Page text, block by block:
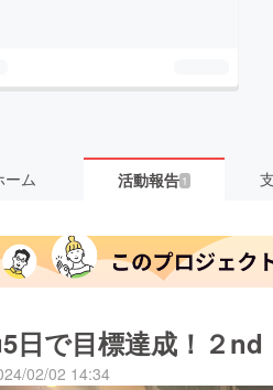
ーム 活動報告 1
日で目標達成！２
02/02 14:34